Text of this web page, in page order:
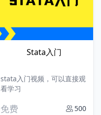
Stata入门
stata入门视频，可以直接观
看学习
免费 500